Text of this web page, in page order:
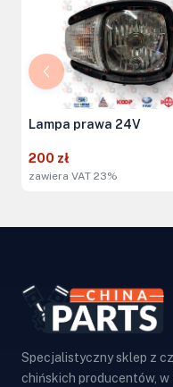
Lampa prawa 24V
200 zł
zawiera VAT 23%
Specjalistyczny sklep z
chińskich producentów, w